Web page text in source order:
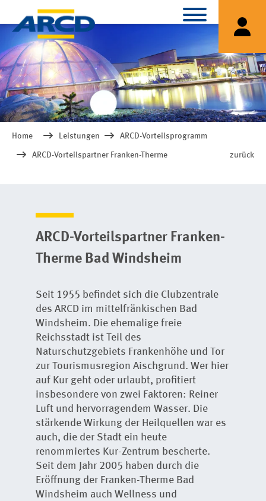
Home Leistungen ARCD-Vorteilsprogramm
ARCD-Vorteilspartner Franken-Therme zurück
ARCD-Vorteilspartner Franken-
Therme Bad Windsheim
Seit 1955 befindet sich die Clubzentrale
des ARCD im mittelfränkischen Bad
Windsheim. Die ehemalige freie
Reichsstadt ist Teil des
Naturschutzgebiets Frankenhöhe und Tor
zur Tourismusregion Aischgrund. Wer hier
auf Kur geht oder urlaubt, profitiert
insbesondere von zwei Faktoren: Reiner
Luft und hervorragendem Wasser. Die
stärkende Wirkung der Heilquellen war es
auch, die der Stadt ein heute
renommiertes Kur-Zentrum bescherte.
Seit dem Jahr 2005 haben durch die
Eröffnung der Franken-Therme Bad
Windsheim auch Wellness und